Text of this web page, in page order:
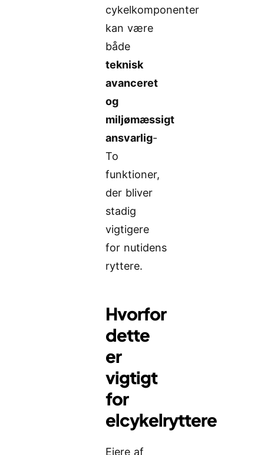
cykelkomponenter
kan være
både
teknisk
avanceret
og
miljømæssigt
ansvarlig-
To
funktioner,
der bliver
stadig
vigtigere
for nutidens
ryttere.
Hvorfor
dette
er
vigtigt
for
elcykelryttere
Ejere af